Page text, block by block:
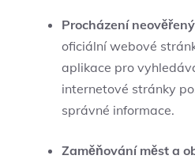
Procházení
oficiální webové
aplikace pro
internetové stránky
správné informace.
Zaměňování měst a